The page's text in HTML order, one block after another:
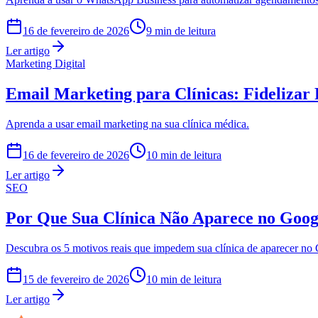
16 de fevereiro de 2026
9 min de leitura
Ler artigo
Marketing Digital
Email Marketing para Clínicas: Fidelizar
Aprenda a usar email marketing na sua clínica médica.
16 de fevereiro de 2026
10 min de leitura
Ler artigo
SEO
Por Que Sua Clínica Não Aparece no
Descubra os 5 motivos reais que impedem sua clínica de aparecer
15 de fevereiro de 2026
10 min de leitura
Ler artigo